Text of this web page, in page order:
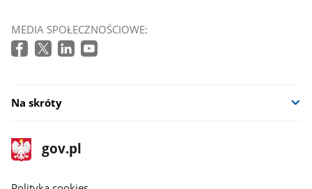
MEDIA SPOŁECZNOŚCIOWE:
Na skróty
stopka
gov.pl
Strona
gov.pl
gov.pl